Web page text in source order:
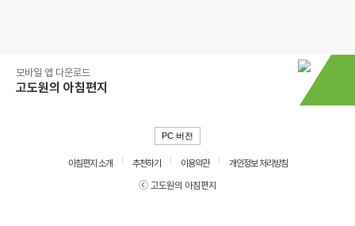
모바일 앱 다운로드
고도원의 아침편지
PC 버전
아침편지 소개 추천하기 이용약관
개인정보 처리방침
ⓒ 고도원의 아침편지